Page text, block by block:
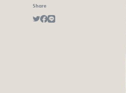
Share